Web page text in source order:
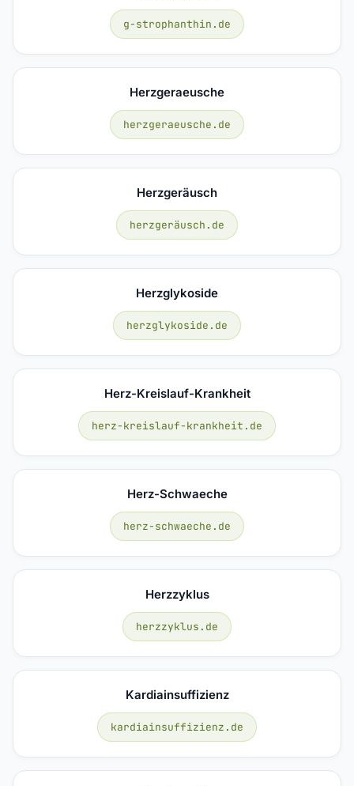
g-strophanthin.de
Herzgeraeusche
herzgeraeusche.de
Herzgeräusch
herzgeräusch.de
Herzglykoside
herzglykoside.de
Herz-Kreislauf-Krankheit
herz-kreislauf-krankheit.de
Herz-Schwaeche
herz-schwaeche.de
Herzzyklus
herzzyklus.de
Kardiainsuffizienz
kardiainsuffizienz.de